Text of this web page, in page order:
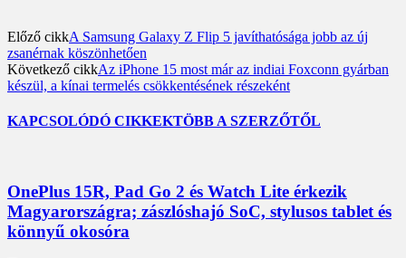
Előző cikkA Samsung Galaxy Z Flip 5 javíthatósága jobb az új
zsanérnak köszönhetően
Következő cikkAz iPhone 15 most már az indiai Foxconn gyárban
készül, a kínai termelés csökkentésének részeként
KAPCSOLÓDÓ CIKKEKTÖBB A SZERZŐTŐL
OnePlus 15R, Pad Go 2 és Watch Lite érkezik
Magyarországra; zászlóshajó SoC, stylusos tablet és
könnyű okosóra